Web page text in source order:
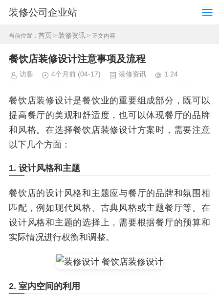
装修公司企业站
当前位置： 首页 > 装修资讯 > 正文内容
餐饮店装修设计注意事项及流程
访客 4个月前 (04-17) 装修资讯 1.24
餐饮店装修设计是餐饮业的重要组成部分，既可以
提高餐厅的美观和舒适度，也可以体现餐厅的品牌
和风格。在选择餐饮店装修设计方案时，需要注意
以下几个方面：
1. 设计风格和主题
餐饮店的设计风格和主题应与餐厅的品牌和氛围相
匹配，例如现代风格、古典风格或主题餐厅等。在
设计风格和主题的选择上，需要根据餐厅的预算和
实际情况进行权衡和调整。
2. 室内空间的利用